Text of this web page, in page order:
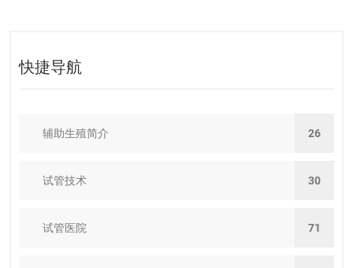
快捷导航
辅助生殖简介 26
试管技术 30
试管医院 71